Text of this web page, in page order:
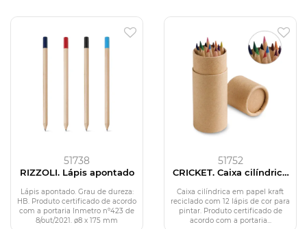
51738
RIZZOLI. Lápis apontado
Lápis apontado. Grau de dureza:
HB. Produto certificado de acordo
com a portaria Inmetro nº423 de
8/out/2021. ø8 x 175 mm
51752
CRICKET. Caixa cilíndrica
com 12 lápis de cor
Caixa cilíndrica em papel kraft
reciclado com 12 lápis de cor para
pintar. Produto certificado de
acordo com a portaria...